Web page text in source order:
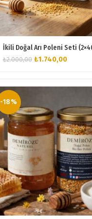
İkili Doğal Arı Poleni Seti
₺2.000,00 Orijinal
₺2.000,00.
₺1.740,00Şu
fiyat:
-18%